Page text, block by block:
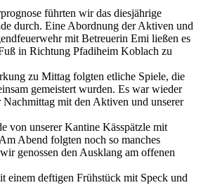
führten wir das diesjährige
durch. Eine Abordnung der Aktiven und
mit Betreuerin Emi ließen es
in Richtung Pfadiheim Koblach zu
zu Mittag folgten etliche Spiele, die
gemeistert wurden. Es war wieder
mit den Aktiven und unserer
von unserer Kantine Kässpätzle mit
Abend folgten noch so manches
genossen den Ausklang am offenen
einem deftigen Frühstück mit Speck und